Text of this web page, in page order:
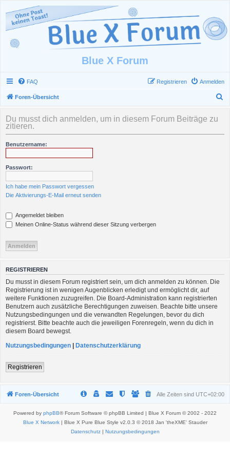
Blue X Forum
FAQ Anmelden
Registrieren
Foren-Übersicht
h
Du musst dich anmelden, um in diesem Forum Beiträge zu
zitieren.
Benutzername:
Passwort:
Ich habe mein Passwort vergessen
Die Aktivierungs-E-Mail erneut senden
Angemeldet bleiben
Meinen Online-Status während dieser Sitzung verbergen
REGISTRIEREN
Du musst in diesem Forum registriert sein, um dich anmelden zu können. Die
Registrierung ist in wenigen Augenblicken erledigt und ermöglicht dir, auf
weitere Funktionen zuzugreifen. Die Board-Administration kann registrierten
Benutzern auch zusätzliche Berechtigungen zuweisen. Beachte bitte unsere
Nutzungsbedingungen und die verwandten Regelungen, bevor du dich
registrierst. Bitte beachte auch die jeweiligen Forenregeln, wenn du dich in
diesem Board bewegst.
Nutzungsbedingungen | Datenschutzerklärung
Registrieren
Foren-Übersicht Alle Zeiten sind UTC+02:00
Powered by phpBB® Forum Software © phpBB Limited | Blue X Forum © 2002 - 2022
Blue X Network| Blue X Pure Blue Style v2.0.3 © 2018 Jan 'theXME' Stauder
Datenschutz| Nutzungsbedingungen